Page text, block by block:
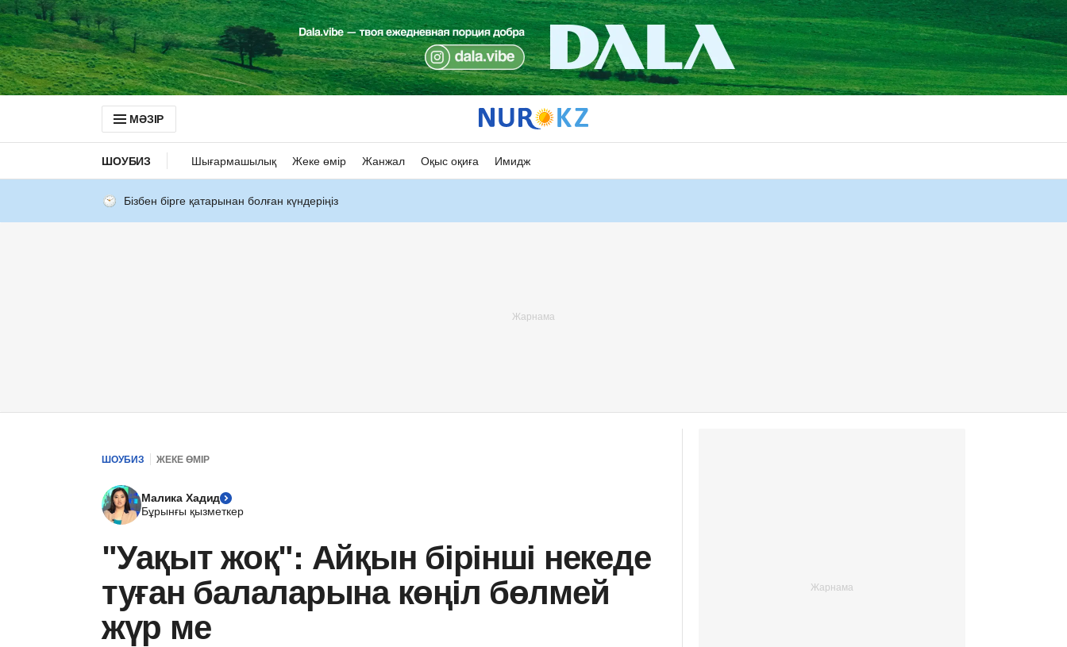
МӘЗІР
ШОУБИЗ Шығармашылық Жеке өмір Жанжал Оқыс оқиға Имидж
Бізбен бірге қатарынан болған күндеріңіз
ШОУБИЗ ЖЕКЕ ӨМІР
Малика Хадид
Бұрынғы қызметкер
"Уақыт жоқ": Айқын бірінші некеде
туған балаларына көңіл бөлмей
жүр ме